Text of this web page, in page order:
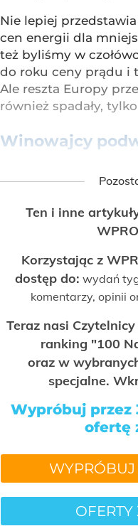
Nie lepiej
cen energii dla
też byliśmy w
do roku ceny prądu i
Ale reszta Europy
również spadały,
Winowajcy
Ten i inne
Korzystając z
dostęp do: wydań
komentarzy, opinii
Teraz nasi
ranking "100
oraz w
specjalne.
Wypróbuj przez
ofertę
WYPRÓBUJ
OFERTY